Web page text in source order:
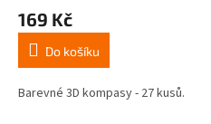
produktu
4,8
5
169 Kč
Do košíku
Barevné 3D kompasy - 27 kusů.